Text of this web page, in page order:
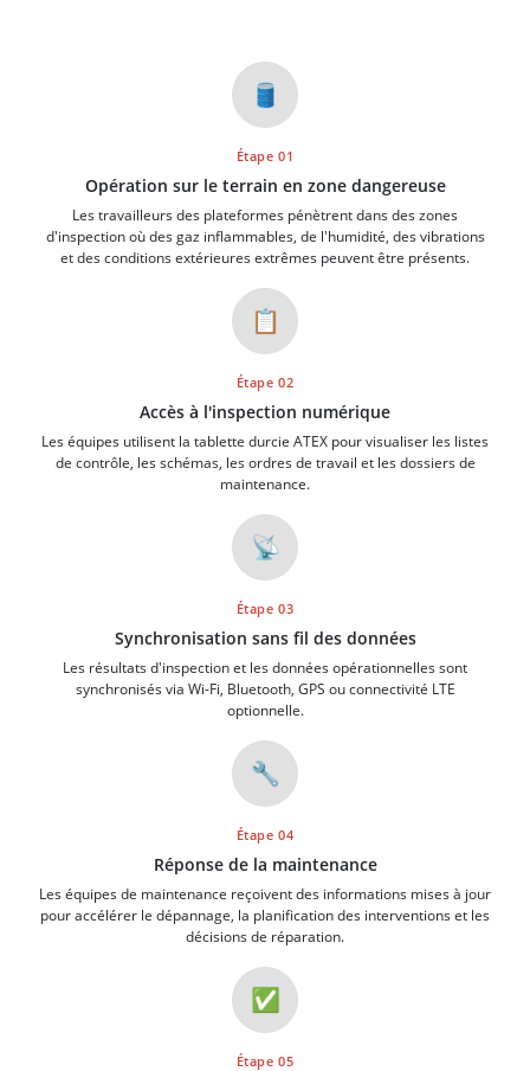
🛢️
Étape 01
Opération sur le terrain en zone dangereuse
Les travailleurs des plateformes pénètrent dans des zones
d'inspection où des gaz inflammables, de l'humidité, des vibrations
et des conditions extérieures extrêmes peuvent être présents.
📋
Étape 02
Accès à l'inspection numérique
Les équipes utilisent la tablette durcie ATEX pour visualiser les listes
de contrôle, les schémas, les ordres de travail et les dossiers de
maintenance.
📡
Étape 03
Synchronisation sans fil des données
Les résultats d'inspection et les données opérationnelles sont
synchronisés via Wi-Fi, Bluetooth, GPS ou connectivité LTE
optionnelle.
🔧
Étape 04
Réponse de la maintenance
Les équipes de maintenance reçoivent des informations mises à jour
pour accélérer le dépannage, la planification des interventions et les
décisions de réparation.
✅
Étape 05